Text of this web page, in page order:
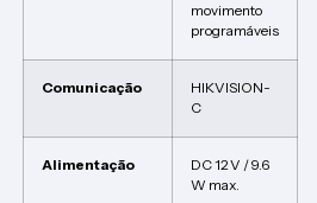
movimento
programáveis
Comunicação
HIKVISION-
C
Alimentação
DC 12 V / 9.6
W max.